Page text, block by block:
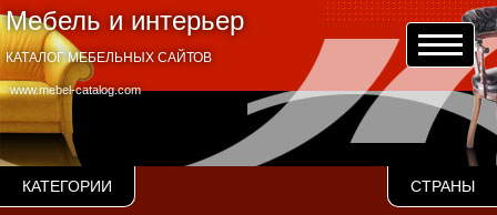
Мебель и интерьер
www.mebel-catalog.com
КАТАЛОГ МЕБЕЛЬНЫХ САЙТОВ
КАТЕГОРИИ СТРАНЫ